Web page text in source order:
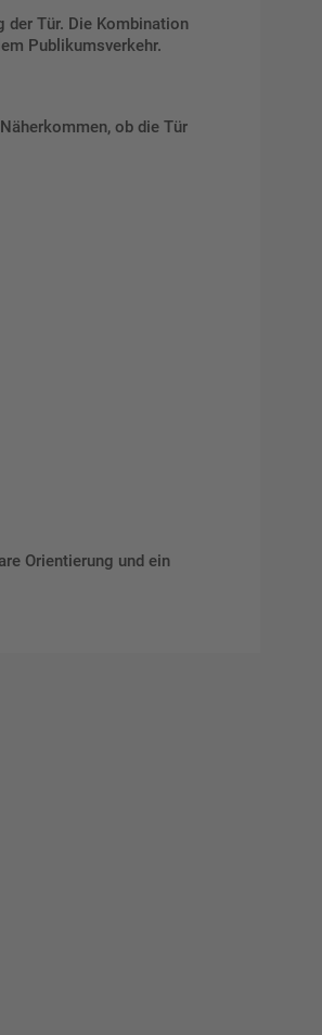
der Tür. Die Kombination
Publikumsverkehr.
ob die Tür
Orientierung und ein